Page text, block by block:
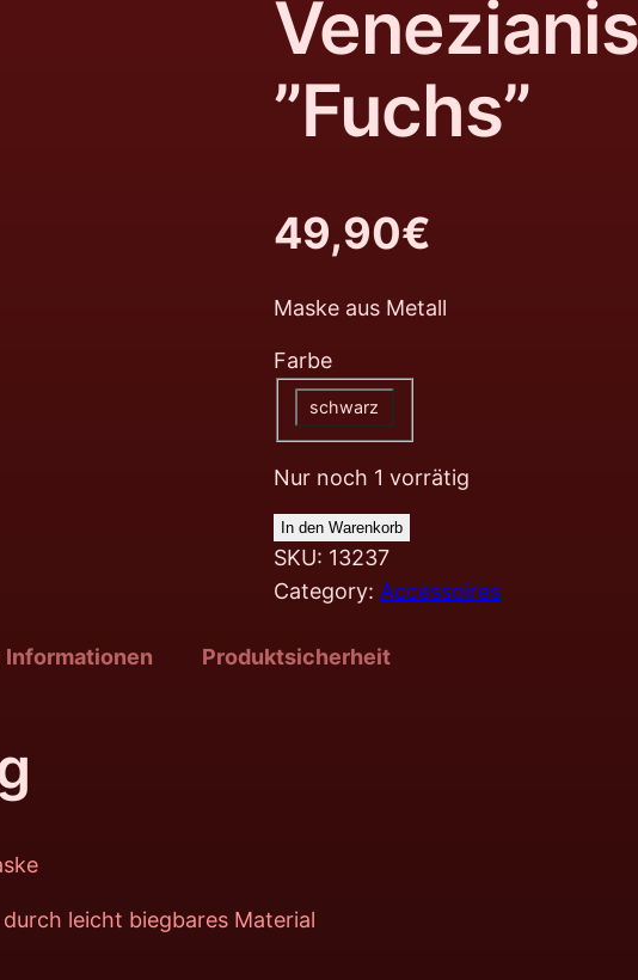
”Fuchs”
49,90€
Maske aus Metall
Farbe
schwarz
Nur noch 1 vorrätig
In den Warenkorb
SKU: 13237
Category: Accessoires
Produktsicherheit
leicht biegbares Material